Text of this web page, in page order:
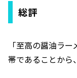
総評
「至高の醤油ラ
帯であることから